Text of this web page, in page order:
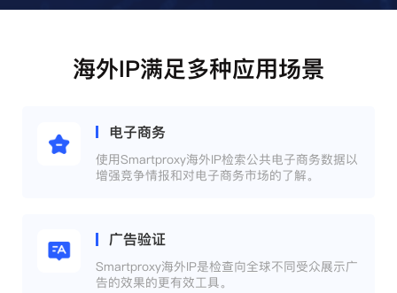
海外IP满足多种应用场景
电子商务
使用Smartproxy海外IP检索公共电子商务数据以
增强竞争情报和对电子商务市场的了解。
广告验证
Smartproxy海外IP是检查向全球不同受众展示广
告的效果的更有效工具。